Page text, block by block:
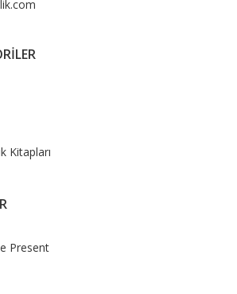
Kitapları
Present